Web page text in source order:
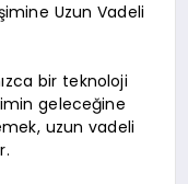
Uzun Vadeli
bir teknoloji
geleceğine
uzun vadeli